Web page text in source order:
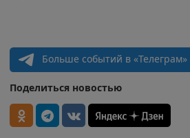
Больше событий в «Телеграм»
Поделиться новостью